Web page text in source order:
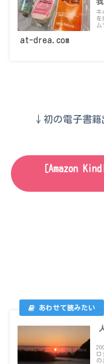
キ
を
at-drea.com
↓初の電子書籍
［Amazon
ロ
の